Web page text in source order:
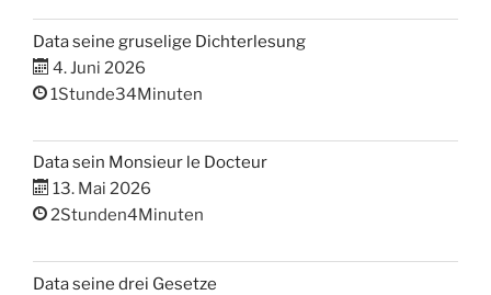
Data seine gruselige Dichterlesung
4. Juni 2026
1Stunde34Minuten
Data sein Monsieur le Docteur
13. Mai 2026
2Stunden4Minuten
Data seine drei Gesetze